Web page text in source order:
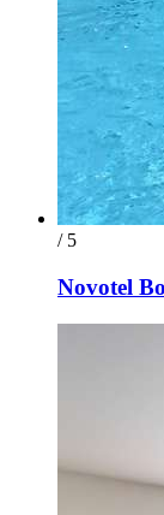
/ 5
Novotel